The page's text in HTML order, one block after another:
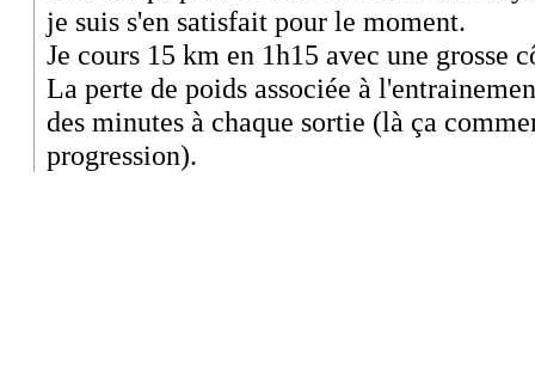
je suis s'en satisfait pour le moment.
Je cours 15 km en 1h15 avec une grosse
La perte de poids associée à
des minutes à chaque sortie (là ça
progression).